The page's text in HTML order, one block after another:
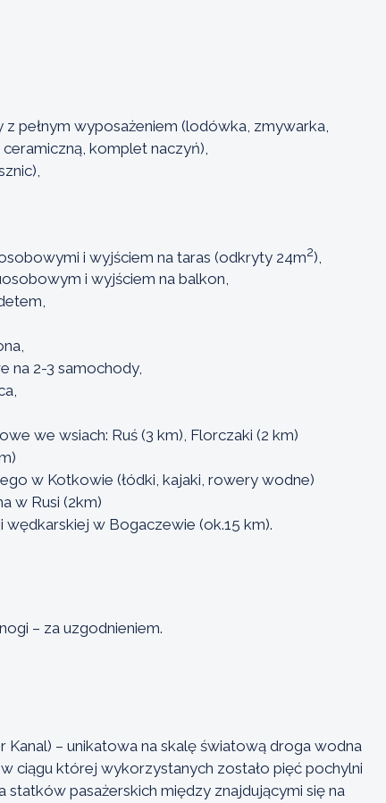
z pełnym wyposażeniem (lodówka, zmywarka,
komplet naczyń),
i wyjściem na taras (odkryty 24m2),
i wyjściem na balkon,
na 2-3 samochody,
we wsiach: Ruś (3 km), Florczaki (2 km)
w Kotkowie (łódki, kajaki, rowery wodne)
w Rusi (2km)
w Bogaczewie (ok.15 km).
– za uzgodnieniem.
Kanal) – unikatowa na skalę światową droga wodna
ciągu której wykorzystanych zostało pięć pochylni
statków pasażerskich między znajdującymi się na